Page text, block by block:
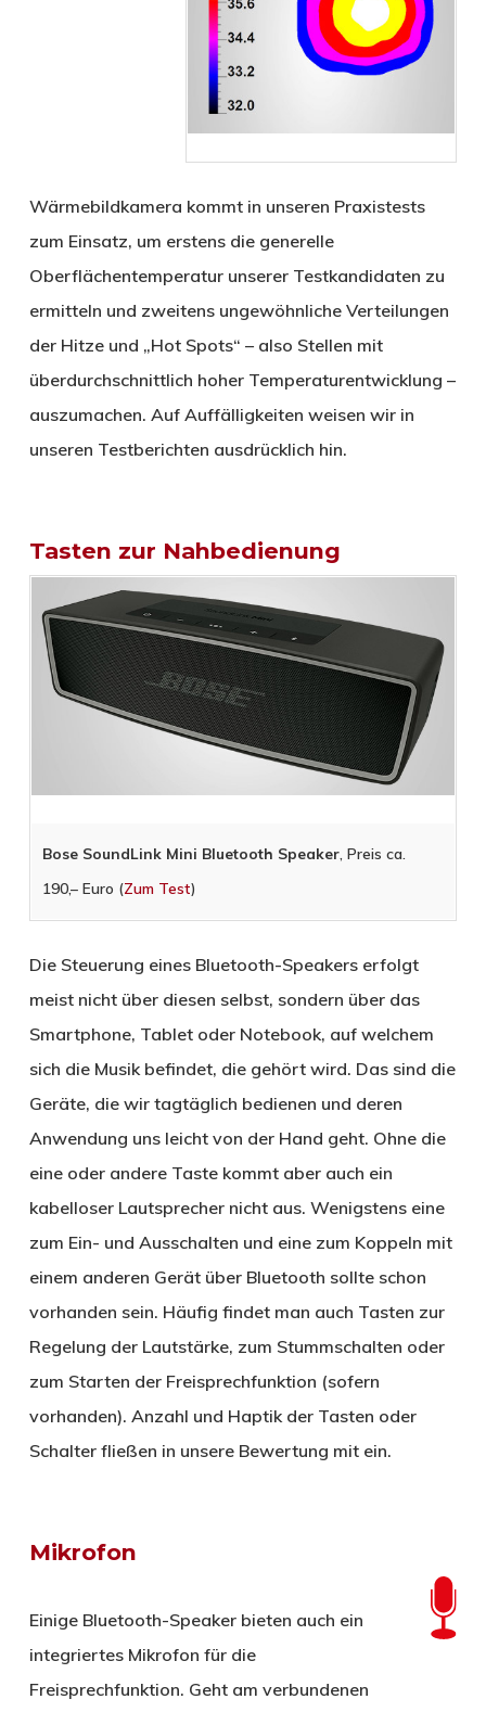
Wärmebildkamera kommt in unseren Praxistests
zum Einsatz, um erstens die generelle
Oberflächentemperatur unserer Testkandidaten zu
ermitteln und zweitens ungewöhnliche Verteilungen
der Hitze und „Hot Spots“ – also Stellen mit
überdurchschnittlich hoher Temperaturentwicklung –
auszumachen. Auf Auffälligkeiten weisen wir in
unseren Testberichten ausdrücklich hin.
Tasten zur Nahbedienung
Bose SoundLink Mini Bluetooth Speaker, Preis ca.
190,– Euro (Zum Test)
Die Steuerung eines Bluetooth-Speakers erfolgt
meist nicht über diesen selbst, sondern über das
Smartphone, Tablet oder Notebook, auf welchem
sich die Musik befindet, die gehört wird. Das sind die
Geräte, die wir tagtäglich bedienen und deren
Anwendung uns leicht von der Hand geht. Ohne die
eine oder andere Taste kommt aber auch ein
kabelloser Lautsprecher nicht aus. Wenigstens eine
zum Ein- und Ausschalten und eine zum Koppeln mit
einem anderen Gerät über Bluetooth sollte schon
vorhanden sein. Häufig findet man auch Tasten zur
Regelung der Lautstärke, zum Stummschalten oder
zum Starten der Freisprechfunktion (sofern
vorhanden). Anzahl und Haptik der Tasten oder
Schalter fließen in unsere Bewertung mit ein.
Mikrofon
Einige Bluetooth-Speaker bieten auch ein
integriertes Mikrofon für die
Freisprechfunktion. Geht am verbundenen